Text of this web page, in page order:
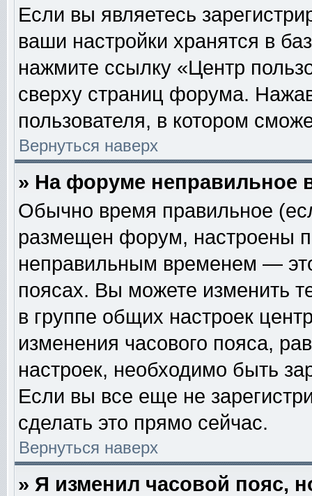
Если вы являетесь
ваши настройки хранятся в
нажмите ссылку «Центр
сверху страниц форума.
пользователя, в котором
Вернуться наверх
» На форуме неправильное
Обычно время правильное
размещен форум, настроены
неправильным временем —
поясах. Вы можете изменить
в группе общих настроек
изменения часового пояса,
настроек, необходимо быть
Если вы все еще не
сделать это прямо сейчас.
Вернуться наверх
» Я изменил часовой пояс,